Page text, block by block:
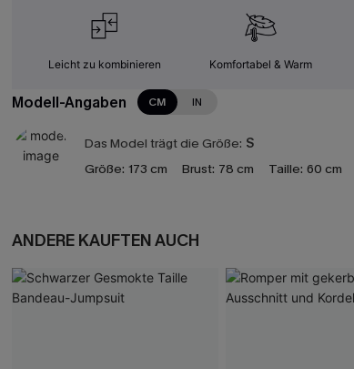
Leicht zu kombinieren Komfortabel & Warm
Modell-Angaben CM IN
Das Model trägt die Größe: S
Größe: 173 cm Brust: 78 cm Taille: 60 cm
ANDERE KAUFTEN AUCH